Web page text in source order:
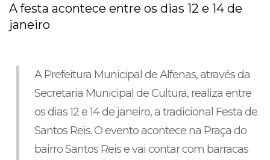
A festa acontece entre os dias 12 e 14 de
janeiro
A Prefeitura Municipal de Alfenas, através da
Secretaria Municipal de Cultura, realiza entre
os dias 12 e 14 de janeiro, a tradicional Festa de
Santos Reis. O evento acontece na Praça do
bairro Santos Reis e vai contar com barracas